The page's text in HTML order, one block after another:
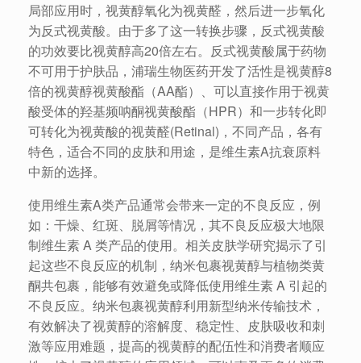
局部应用时，视黄醇氧化为视黄醛，然后进一步氧化
为反式视黄酸。由于多了这一转换步骤，反式视黄酸
的功效要比视黄醇高20倍左右。反式视黄酸属于药物
不可用于护肤品，浦瑞生物医药开发了活性是视黄醇8
倍的视黄醇视黄酸酯（AA酯）、可以直接作用于视黄
酸受体的羟基频呐酮视黄酸酯（HPR）和一步转化即
可转化为视黄酸的视黄醛(Retinal)，不同产品，各有
特色，适合不同的皮肤和用途，是维生素A抗衰原料
中新的选择。
使用维生素A类产品通常会带来一定的不良反应，例
如：干燥、红斑、脱屑等情况，其不良反应极大地限
制维生素 A 类产品的使用。相关皮肤学研究揭示了引
起这些不良反应的机制，纳米包裹视黄醇与植物类黄
酮共包裹，能够有效避免或降低使用维生素 A 引起的
不良反应。纳米包裹视黄醇利用新型纳米传输技术，
有效解决了视黄醇的溶解度、稳定性、皮肤吸收和刺
激等应用难题，提高的视黄醇的配伍性和消费者顺应